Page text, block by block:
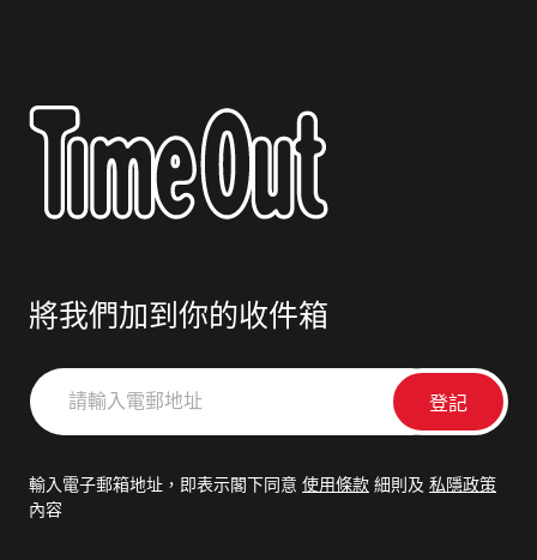
將我們加到你的收件箱
請
輸
郵
輸入電子郵箱地址，即表示閣下同意 使用條款 細則及 私隱政策
內容